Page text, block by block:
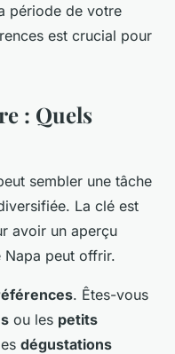
période de votre
est crucial pour
: Quels
sembler une tâche
La clé est
avoir un aperçu
peut offrir.
. Êtes-vous
ou les petits
dégustations